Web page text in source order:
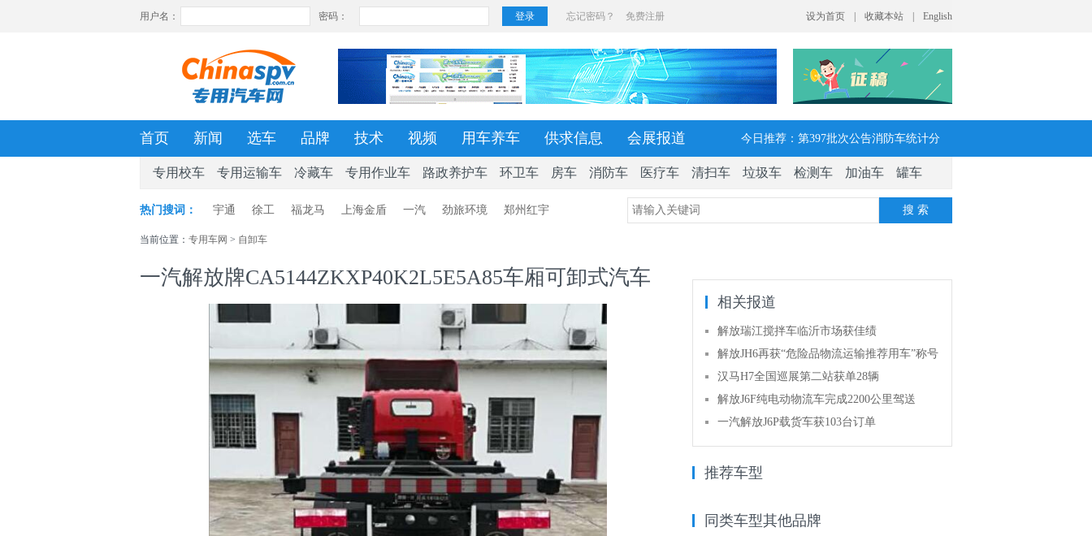
首页 新闻 选车 品牌 技术 视频 用车养车 供求信息 会展报道 今日推荐：第397批次公告消防车统计分
析：公示企业达21家11种车型，水罐、器
产整治聚焦这四方面
专用校车 专用运输车 冷藏车 专用作业车 路政养护车 环卫车 房车 消防车 医疗车 清扫车 垃圾车 检测车 加油车 罐车
热门搜词： 宇通 徐工 福龙马 上海金盾 一汽 劲旅环境 郑州红宇 搜 索
当前位置： 专用车网 > 自卸车
一汽解放牌CA5144ZKXP40K2L5E5A85车厢可卸式汽车
相关报道
解放瑞江搅拌车临沂市场获佳绩
解放JH6再获“危险品物流运输推荐用车”称号
汉马H7全国巡展第二站获单28辆
解放J6F纯电动物流车完成2200公里驾送
一汽解放J6P载货车获103台订单
推荐车型
同类车型其他品牌